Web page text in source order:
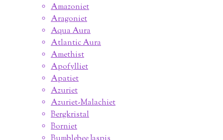
Amazoniet
Aragoniet
Aqua Aura
Atlantic Aura
Amethist
Apofylliet
Apatiet
Azuriet
Azuriet-Malachiet
Bergkristal
Borniet